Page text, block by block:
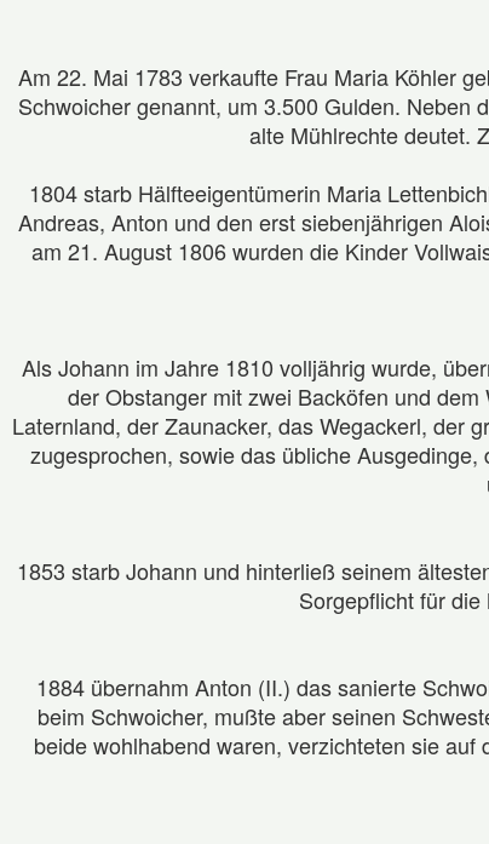
Am 22. Mai 1783 verkaufte Frau Maria Köhler
Schwoicher genannt, um 3.500 Gulden. Neben
alte Mühlrechte deutet.
1804 starb Hälfteeigentümerin Maria
Andreas, Anton und den erst siebenjährigen
am 21. August 1806 wurden die Kinder
Als Johann im Jahre 1810 volljährig wurde,
der Obstanger mit zwei Backöfen und
Laternland, der Zaunacker, das Wegackerl, der
zugesprochen, sowie das übliche
1853 starb Johann und hinterließ seinem
Sorgepflicht für
1884 übernahm Anton (II.) das sanierte
beim Schwoicher, mußte aber seinen
beide wohlhabend waren, verzichteten sie